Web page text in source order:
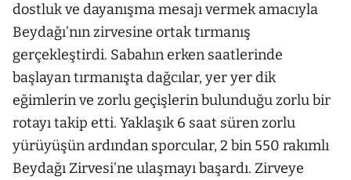
dostluk ve dayanışma mesajı vermek amacıyla
Beydağı’nın zirvesine ortak tırmanış
gerçekleştirdi. Sabahın erken saatlerinde
başlayan tırmanışta dağcılar, yer yer dik
eğimlerin ve zorlu geçişlerin bulunduğu zorlu bir
rotayı takip etti. Yaklaşık 6 saat süren zorlu
yürüyüşün ardından sporcular, 2 bin 550 rakımlı
Beydağı Zirvesi’ne ulaşmayı başardı. Zirveye